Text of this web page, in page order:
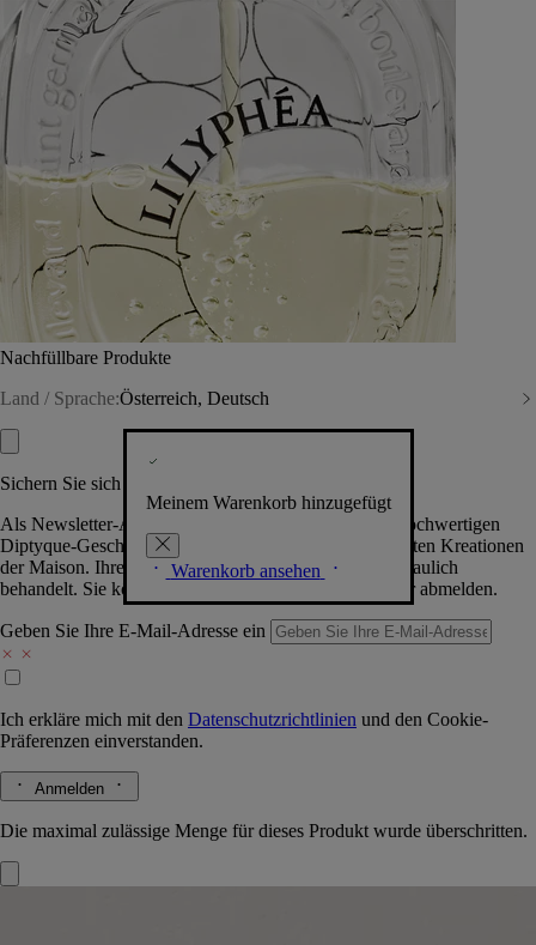
Nachfüllbare Produkte
Land / Sprache:Österreich, Deutsch
Meinem Warenkorb hinzugefügt
Warenkorb ansehen
Sichern Sie sich exklusive Vorteile
Als Newsletter-Abonnent.in erhalten Sie Zugang zu hochwertigen
Diptyque-Geschenken, Events & News über die neuesten Kreationen
der Maison. Ihre Daten werden selbstverständlich vertraulich
behandelt. Sie können sich jederzeit problemlos wieder abmelden.
Geben Sie Ihre E-Mail-Adresse ein
Ich erkläre mich mit den Datenschutzrichtlinien und den Cookie-
Präferenzen einverstanden.
Anmelden
Die maximal zulässige Menge für dieses Produkt wurde überschritten.